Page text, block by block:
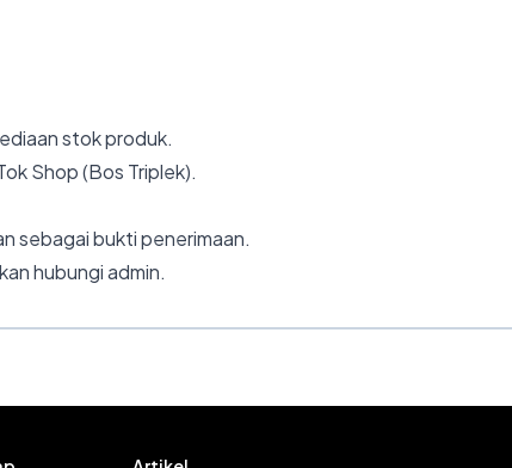
stok produk.
Shop (Bos Triplek).
sebagai bukti penerimaan.
hubungi admin.